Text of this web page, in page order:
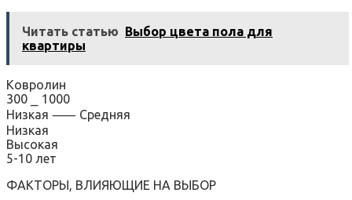
Читать статью Выбор цвета пола для
квартиры
Ковролин
300 ⎯ 1000
Низкая ⸺ Средняя
Низкая
Высокая
5-10 лет
ФАКТОРЫ, ВЛИЯЮЩИЕ НА ВЫБОР